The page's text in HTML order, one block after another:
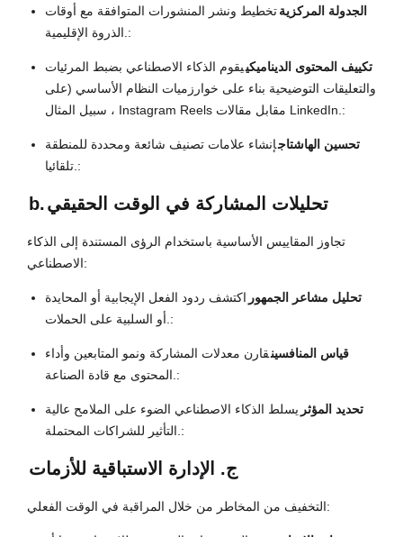
الجدولة المركزيةتخطيط ونشر المنشورات المتوافقة مع أوقات
الذروة الإقليمية.:
تكييف المحتوى الديناميكييقوم الذكاء الاصطناعي بضبط المرئيات
والتعليقات التوضيحية بناء على خوارزميات النظام الأساسي (على
سبيل المثال ، Instagram Reels مقابل مقالات LinkedIn.:
تحسين الهاشتاجإنشاء علامات تصنيف شائعة ومحددة للمنطقة
تلقائيا.:
b.تحليلات المشاركة في الوقت الحقيقي
تجاوز المقاييس الأساسية باستخدام الرؤى المستندة إلى الذكاء
الاصطناعي:
تحليل مشاعر الجمهور اكتشف ردود الفعل الإيجابية أو المحايدة
أو السلبية على الحملات.:
قياس المنافسينقارن معدلات المشاركة ونمو المتابعين وأداء
المحتوى مع قادة الصناعة.:
تحديد المؤثر يسلط الذكاء الاصطناعي الضوء على الملامح عالية
التأثير للشراكات المحتملة.:
ج. الإدارة الاستباقية للأزمات
التخفيف من المخاطر من خلال المراقبة في الوقت الفعلي: